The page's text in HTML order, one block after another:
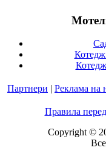
Котедж
Партнери | Реклама на
Правила
Copyright ©